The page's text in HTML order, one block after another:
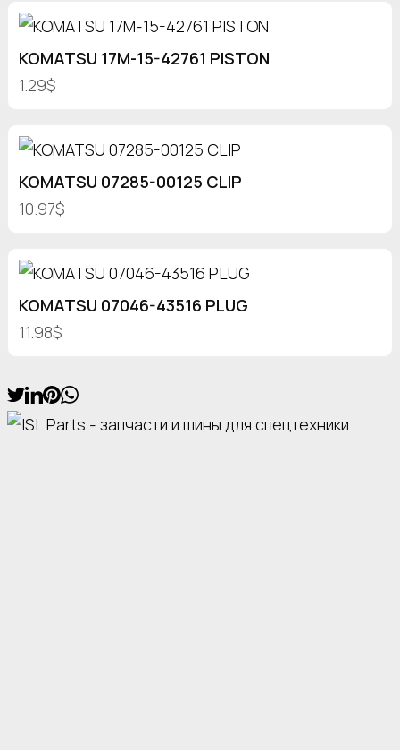
KOMATSU 17M-15-42761 PISTON
1.29$
KOMATSU 07285-00125 CLIP
10.97$
KOMATSU 07046-43516 PLUG
11.98$